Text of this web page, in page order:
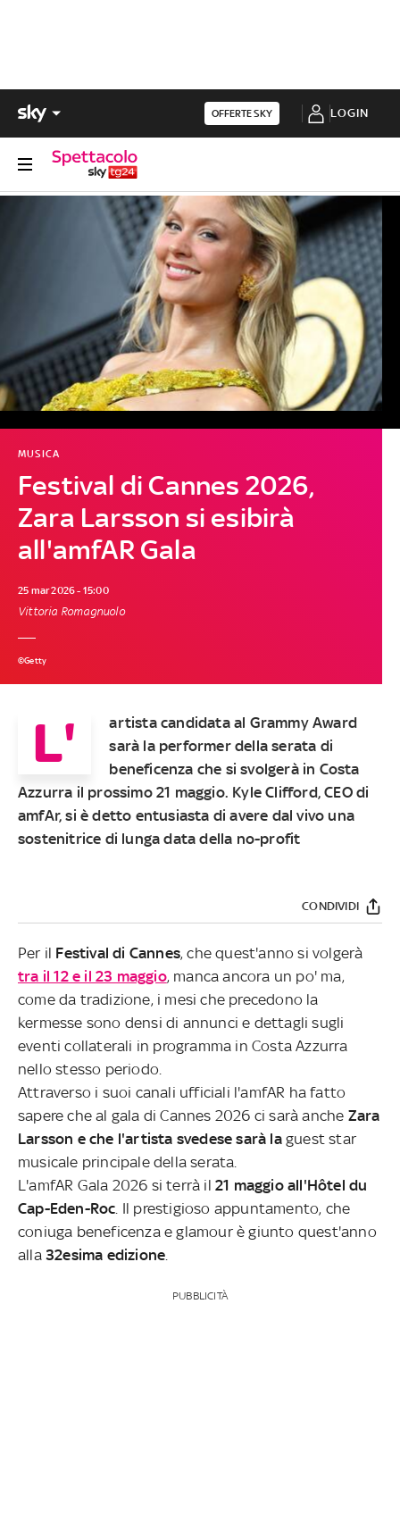
OFFERTE SKY LOGIN
Festival di Cannes 2026,
Zara Larsson si esibirà
all'amfAR Gala
MUSICA
25 mar 2026 - 15:00
Vittoria Romagnuolo
©Getty
L'
artista candidata al Grammy Award
sarà la performer della serata di
beneficenza che si svolgerà in Costa
Azzurra il prossimo 21 maggio. Kyle Clifford, CEO di
amfAr, si è detto entusiasta di avere dal vivo una
sostenitrice di lunga data della no-profit
CONDIVIDI
Per il Festival di Cannes, che quest'anno si volgerà
tra il 12 e il 23 maggio, manca ancora un po' ma,
come da tradizione, i mesi che precedono la
kermesse sono densi di annunci e dettagli sugli
eventi collaterali in programma in Costa Azzurra
nello stesso periodo.
Attraverso i suoi canali ufficiali l'amfAR ha fatto
sapere che al gala di Cannes 2026 ci sarà anche Zara
Larsson e che l'artista svedese sarà la guest star
musicale principale della serata.
L'amfAR Gala 2026 si terrà il 21 maggio all'Hôtel du
Cap-Eden-Roc . Il prestigioso appuntamento, che
coniuga beneficenza e glamour è giunto quest'anno
alla 32esima edizione
PUBBLICITÀ